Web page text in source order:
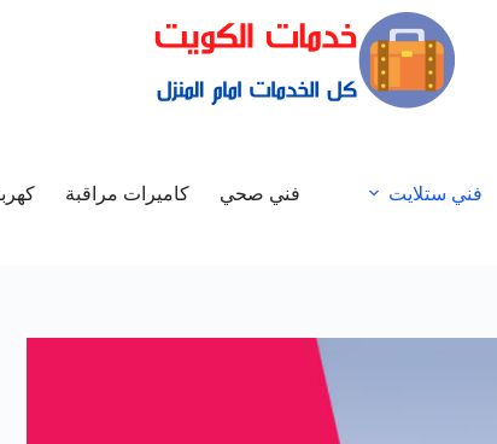
فني ستلايت فني صحي كاميرات مراقبة